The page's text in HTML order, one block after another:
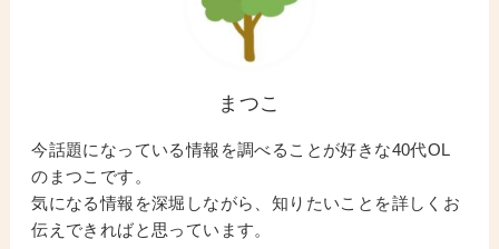
まつこ
今話題になっている情報を調べることが好きな40代OL
のまつこです。
気になる情報を深堀しながら、知りたいことを詳しくお
伝えできればと思っています。